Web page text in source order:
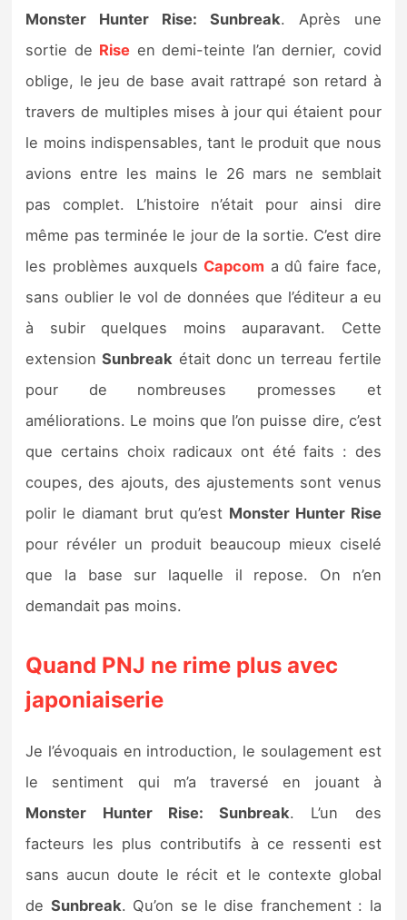
Tests d’accessoires
Autres tests
Previews
Précommandes
Précommandes jeux Switch 2
Sorties de jeux
Bons plans
Guides
Monster Hunter Rise: Sunbreak. Après une
sortie de Rise en demi-teinte l’an dernier, covid
oblige, le jeu de base avait rattrapé son retard à
travers de multiples mises à jour qui étaient pour
le moins indispensables, tant le produit que nous
avions entre les mains le 26 mars ne semblait
pas complet. L’histoire n’était pour ainsi dire
même pas terminée le jour de la sortie. C’est dire
les problèmes auxquels Capcom a dû faire face,
sans oublier le vol de données que l’éditeur a eu
à subir quelques moins auparavant. Cette
extensionSunbreak était donc un terreau fertile
pour de nombreuses promesses et
améliorations. Le moins que l’on puisse dire, c’est
que certains choix radicaux ont été faits : des
coupes, des ajouts, des ajustements sont venus
polir le diamant brut qu’est Monster Hunter Rise
pour révéler un produit beaucoup mieux ciselé
que la base sur laquelle il repose. On n’en
demandait pas moins.
Quand PNJ ne rime plus avec
japoniaiserie
Je l’évoquais en introduction, le soulagement est
le sentiment qui m’a traversé en jouant à
Monster Hunter Rise: Sunbreak. L’un des
facteurs les plus contributifs à ce ressenti est
sans aucun doute le récit et le contexte global
de Sunbreak. Qu’on se le dise franchement : la